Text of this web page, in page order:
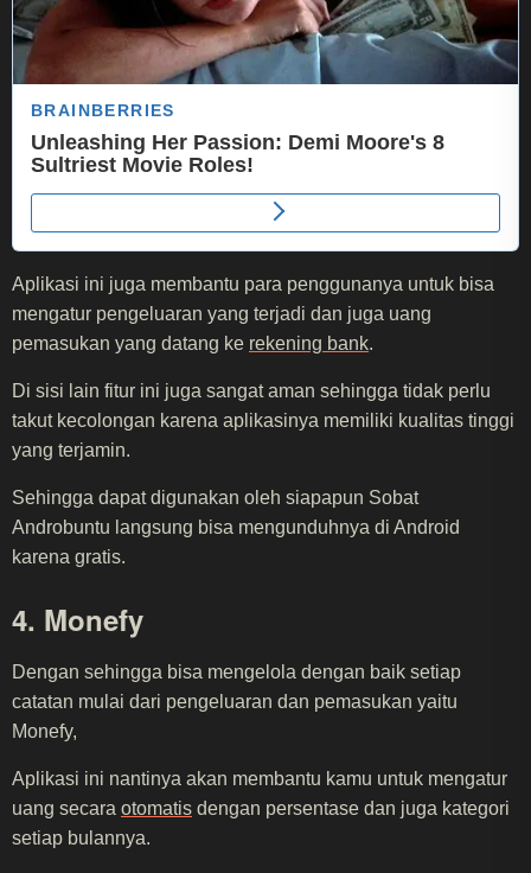
Aplikasi ini juga membantu para penggunanya untuk bisa
mengatur pengeluaran yang terjadi dan juga uang
pemasukan yang datang ke rekening bank.
Di sisi lain fitur ini juga sangat aman sehingga tidak perlu
takut kecolongan karena aplikasinya memiliki kualitas tinggi
yang terjamin.
Sehingga dapat digunakan oleh siapapun Sobat
Androbuntu langsung bisa mengunduhnya di Android
karena gratis.
4. Monefy
Dengan sehingga bisa mengelola dengan baik setiap
catatan mulai dari pengeluaran dan pemasukan yaitu
Monefy,
Aplikasi ini nantinya akan membantu kamu untuk mengatur
uang secara otomatis dengan persentase dan juga kategori
setiap bulannya.